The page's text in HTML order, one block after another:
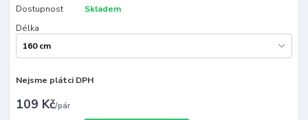
Dostupnost
Skladem
Délka
Nejsme plátci DPH
109 Kč/pár